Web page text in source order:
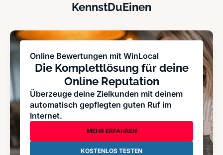
KennstDuEinen
Online Bewertungen mit WinLocal
Die Komplettlösung für deine
Online Reputation
Überzeuge deine Zielkunden mit deinem
automatisch gepflegten guten Ruf im
Internet.
MEHR ERFAHREN
KOSTENLOS TESTEN